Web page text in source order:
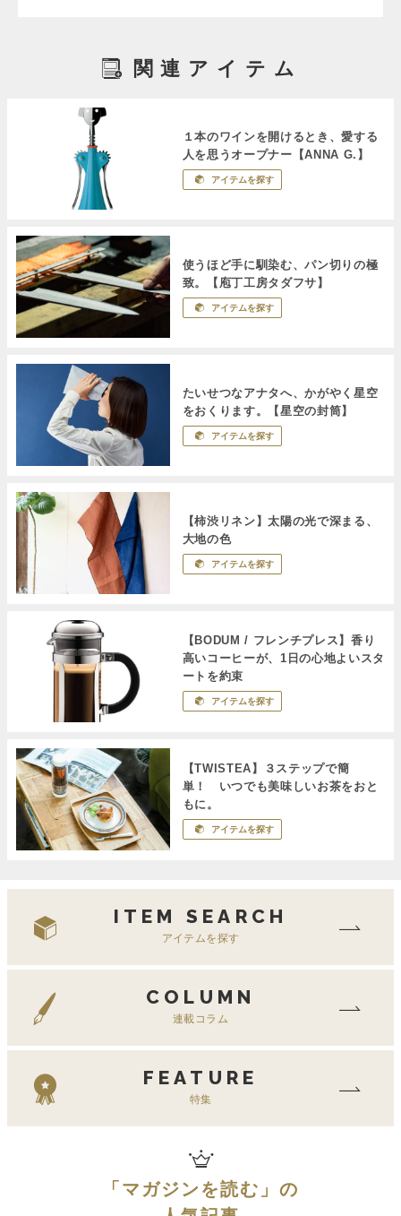
関連アイテム
１本のワインを開けるとき、愛する
人を思うオープナー【ANNA G.】
アイテムを探す
使うほど手に馴染む、パン切りの極
致。【庖丁工房タダフサ】
アイテムを探す
たいせつなアナタへ、かがやく星空
をおくります。【星空の封筒】
アイテムを探す
【柿渋リネン】太陽の光で深まる、
大地の色
アイテムを探す
【BODUM / フレンチプレス】香り
高いコーヒーが、1日の心地よいスタ
ートを約束
アイテムを探す
【TWISTEA】３ステップで簡
単！ いつでも美味しいお茶をおと
もに。
アイテムを探す
ITEM SEARCH
アイテムを探す
COLUMN
連載コラム
FEATURE
特集
「マガジンを読む 」の